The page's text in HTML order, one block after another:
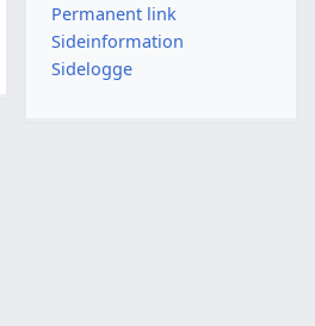
Permanent link
Sideinformation
Sidelogge